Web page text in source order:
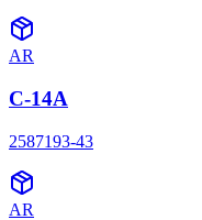
AR
C-14A
2587193-43
AR